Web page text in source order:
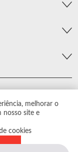
melhorar o
nosso site e
cookies
sujeito a alterações sem